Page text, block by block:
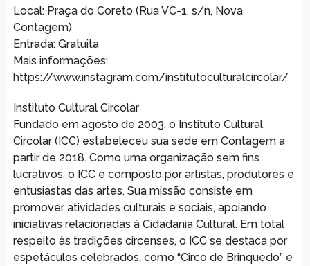
Local: Praça do Coreto (Rua VC-1, s/n, Nova
Contagem)
Entrada: Gratuita
Mais informações:
https://www.instagram.com/institutoculturalcircolar/
Instituto Cultural Circolar
Fundado em agosto de 2003, o Instituto Cultural
Circolar (ICC) estabeleceu sua sede em Contagem a
partir de 2018. Como uma organização sem fins
lucrativos, o ICC é composto por artistas, produtores e
entusiastas das artes. Sua missão consiste em
promover atividades culturais e sociais, apoiando
iniciativas relacionadas à Cidadania Cultural. Em total
respeito às tradições circenses, o ICC se destaca por
espetáculos celebrados, como “Circo de Brinquedo” e